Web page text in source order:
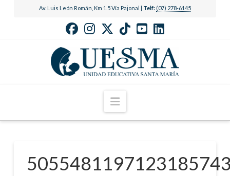
Av. Luis León Román, Km 1.5 Vía Pajonal | Telf: (07) 278-6145
Navigation